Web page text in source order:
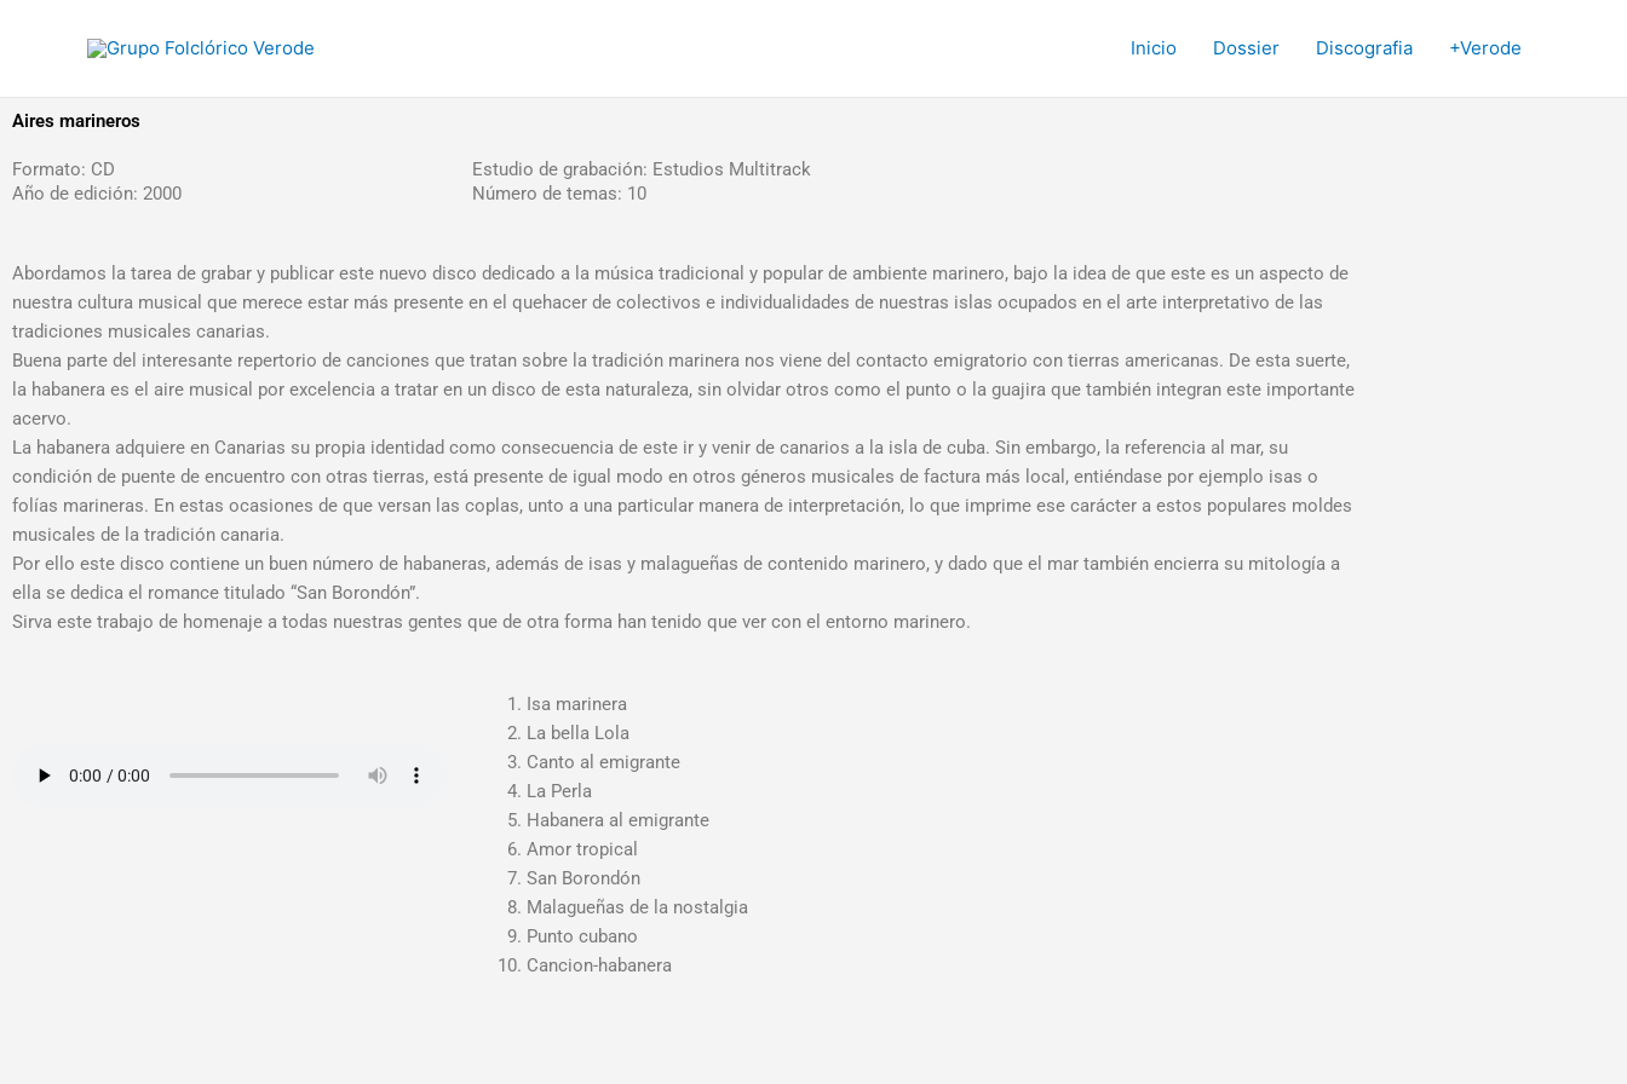
Inicio Dossier Discografia +Verode
Aires marineros
Formato: CD
Año de edición: 2000
Estudio de grabación: Estudios Multitrack
Número de temas: 10
Abordamos la tarea de grabar y publicar este nuevo disco dedicado a la música tradicional y popular de ambiente marinero, bajo la idea de que este es un aspecto de
nuestra cultura musical que merece estar más presente en el quehacer de colectivos e individualidades de nuestras islas ocupados en el arte interpretativo de las
tradiciones musicales canarias.
Buena parte del interesante repertorio de canciones que tratan sobre la tradición marinera nos viene del contacto emigratorio con tierras americanas. De esta suerte,
la habanera es el aire musical por excelencia a tratar en un disco de esta naturaleza, sin olvidar otros como el punto o la guajira que también integran este importante
acervo.
La habanera adquiere en Canarias su propia identidad como consecuencia de este ir y venir de canarios a la isla de cuba. Sin embargo, la referencia al mar, su
condición de puente de encuentro con otras tierras, está presente de igual modo en otros géneros musicales de factura más local, entiéndase por ejemplo isas o
folías marineras. En estas ocasiones de que versan las coplas, unto a una particular manera de interpretación, lo que imprime ese carácter a estos populares moldes
musicales de la tradición canaria.
Por ello este disco contiene un buen número de habaneras, además de isas y malagueñas de contenido marinero, y dado que el mar también encierra su mitología a
ella se dedica el romance titulado “San Borondón”.
Sirva este trabajo de homenaje a todas nuestras gentes que de otra forma han tenido que ver con el entorno marinero.
Isa marinera
La bella Lola
Canto al emigrante
La Perla
Habanera al emigrante
Amor tropical
San Borondón
Malagueñas de la nostalgia
Punto cubano
Cancion-habanera